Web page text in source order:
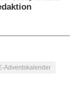
Adventskalender